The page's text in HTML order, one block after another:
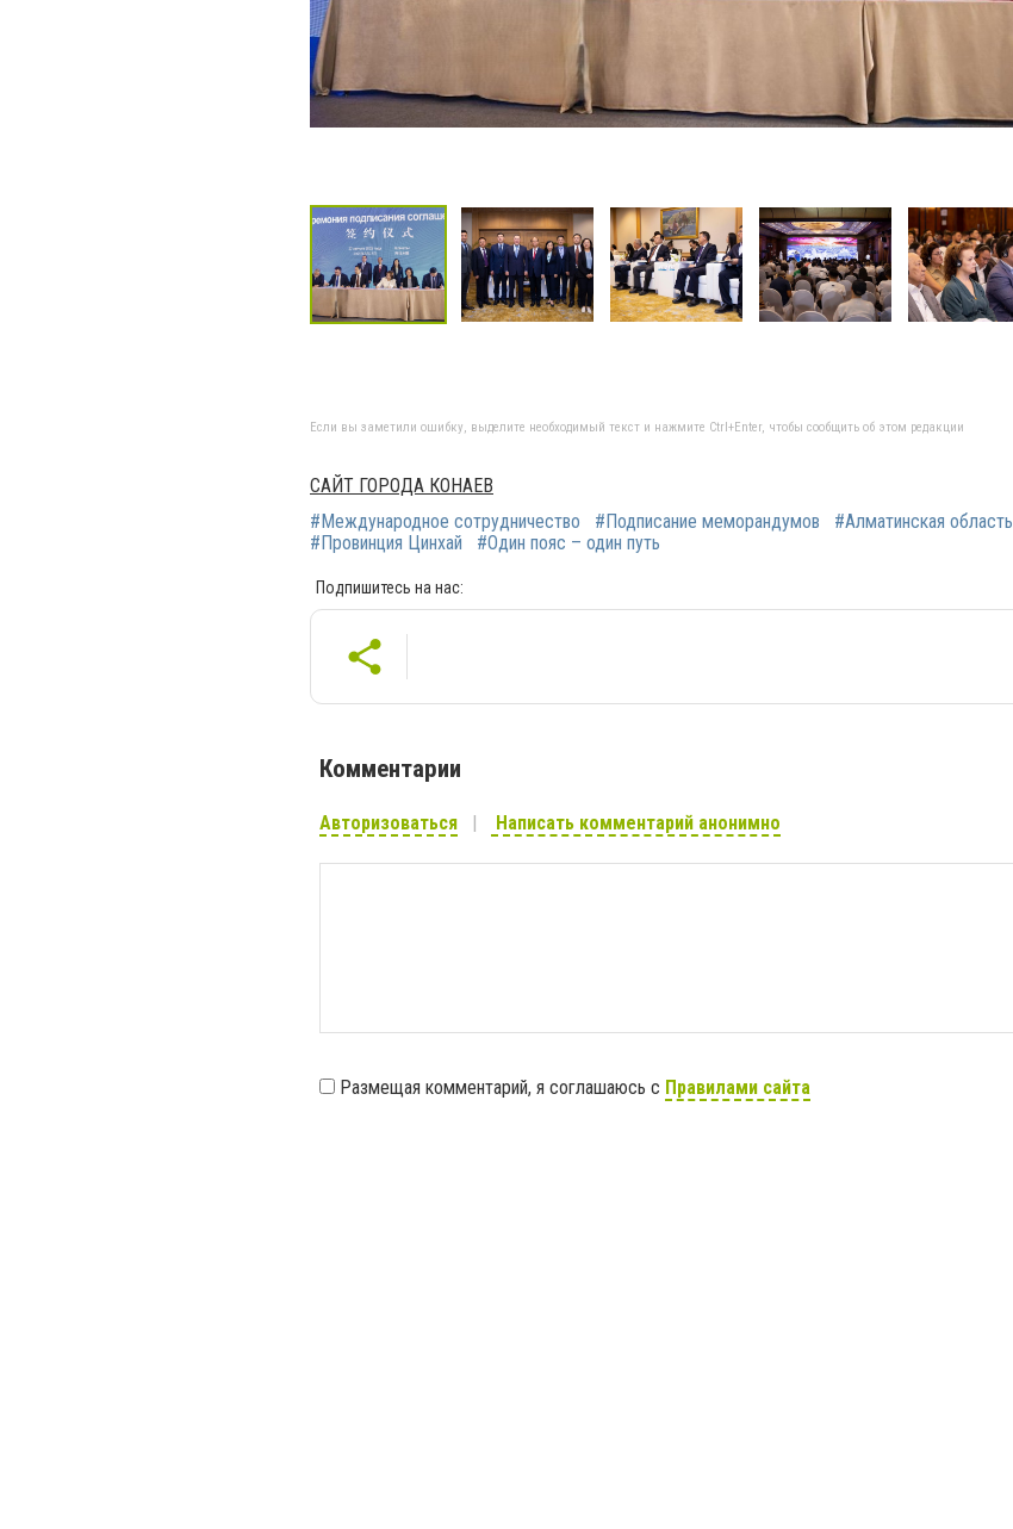
Если вы заметили ошибку, выделите необходимый текст и нажмите Ctrl+Enter, чтобы сообщить об этом редакции
САЙТ ГОРОДА КОНАЕВ
#Международное сотрудничество
#Подписание меморандумов
#Алматинская область
#Провинция Цинхай
#Один пояс – один путь
Подпишитесь на нас:
Комментарии
Авторизоваться Написать комментарий анонимно
Размещая комментарий, я соглашаюсь с Правилами сайта